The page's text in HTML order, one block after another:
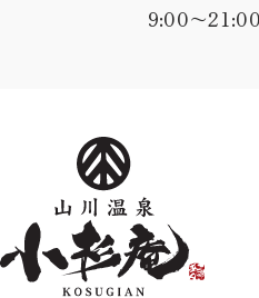
9:00〜21:00